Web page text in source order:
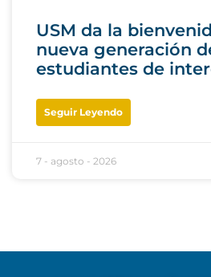
USM da la
nueva generación
estudiantes de
Seguir Leyendo
7 - agosto - 2026